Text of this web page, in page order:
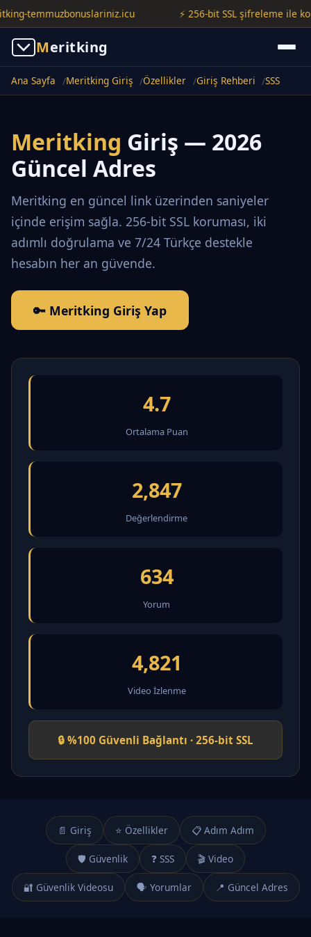
⚡ 256-bit SSL şifreleme ile
Meritking
Ana Sayfa Meritking Giriş Özellikler Giriş Rehberi SSS
Meritking Giriş — 2026
Güncel Adres
Meritking en güncel link üzerinden saniyeler
içinde erişim sağla. 256-bit SSL koruması, iki
adımlı doğrulama ve 7/24 Türkçe destekle
hesabın her an güvende.
🔑 Meritking Giriş Yap
4.7
Ortalama Puan
2,847
Değerlendirme
634
Yorum
4,821
Video İzlenme
🔒 %100 Güvenli Bağlantı · 256-bit SSL
📄 Giriş ⭐ Özellikler 📋 Adım Adım
🛡️ Güvenlik ❓ SSS 🎬 Video
🔐 Güvenlik Videosu 🗣️ Yorumlar 📍 Güncel Adres